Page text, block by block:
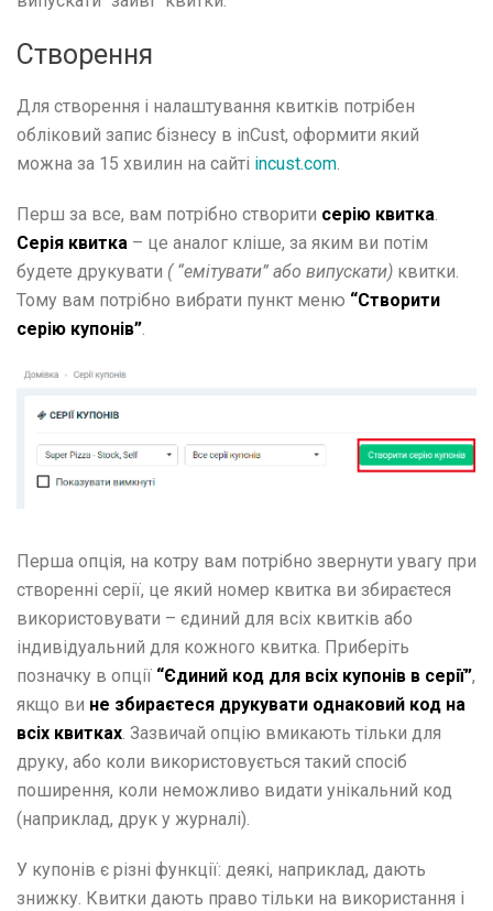
Створення
Для створення і налаштування квитків потрібен
обліковий запис бізнесу в inCust, оформити який
можна за 15 хвилин на сайті incust.com.
Перш за все, вам потрібно створити серію квитка.
Серія квитка – це аналог кліше, за яким ви потім
будете друкувати ( “емітувати” або випускати) квитки.
Тому вам потрібно вибрати пункт меню “Створити
серію купонів”.
Перша опція, на котру вам потрібно звернути увагу при
створенні серії, це який номер квитка ви збираєтеся
використовувати – єдиний для всіх квитків або
індивідуальний для кожного квитка. Приберіть
позначку в опції “Єдиний код для всіх купонів в серії”,
якщо ви не збираєтеся друкувати однаковий код на
всіх квитках. Зазвичай опцію вмикають тільки для
друку, або коли використовується такий спосіб
поширення, коли неможливо видати унікальний код
(наприклад, друк у журналі).
У купонів є різні функції: деякі, наприклад, дають
знижку. Квитки дають право тільки на використання і